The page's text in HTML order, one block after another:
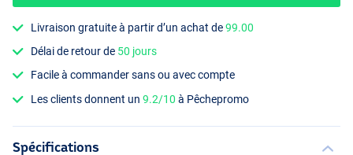
Livraison gratuite à partir d’un achat de99.00
Délai de retour de 50 jours
Facile à commander sans ou avec compte
Les clients donnent un9.2/10 à Pêchepromo
Spécifications